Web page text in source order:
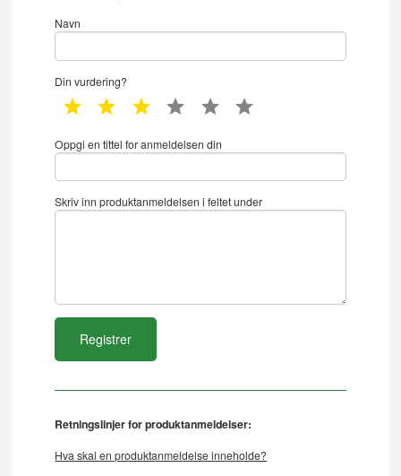
Navn
Din vurdering?
1 star 2 star 3 star 4 star 5 star
Oppgi en tittel for anmeldelsen din
Skriv inn produktanmeldelsen i feltet under
Retningslinjer for produktanmeldelser:
Hva skal en produktanmeldelse inneholde?